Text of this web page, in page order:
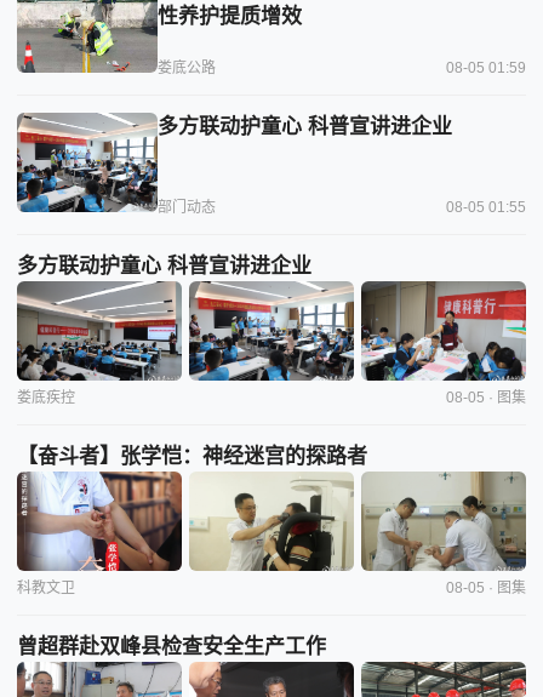
性养护提质增效
娄底公路 08-05 01:59
多方联动护童心 科普宣讲进企业
部门动态 08-05 01:55
多方联动护童心 科普宣讲进企业
娄底疾控 08-05 · 图集
【奋斗者】张学恺：神经迷宫的探路者
科教文卫 08-05 · 图集
曾超群赴双峰县检查安全生产工作